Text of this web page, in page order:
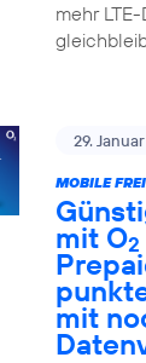
mehr
29.
MOBILE
mit O2
mit